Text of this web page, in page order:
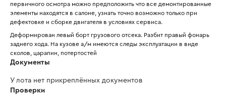
первичного осмотра можно предположить что все демонтированные
элементы находятся в салоне, узнать точно возможно только при
дефектовке и сборке двигателя в условиях сервиса.
Деформирован левый борт грузового отсека. Разбит правый фонарь
заднего хода. На кузове а/м имеются следы эксплуатации в виде
сколов, царапин, потертостей
Документы
У лота нет прикреплённых документов
Проверки